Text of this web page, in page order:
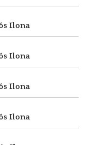
Ilona
Ilona
Ilona
Ilona